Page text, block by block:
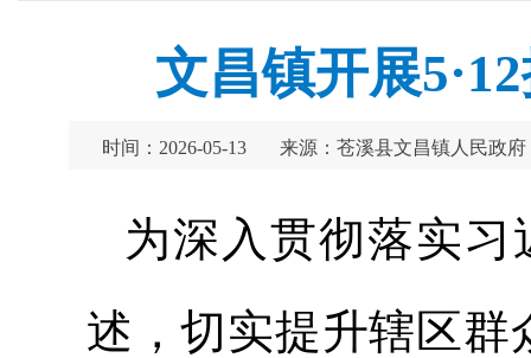
文昌镇开展
时间：2026-05-13 来源：苍溪县文昌镇人民政府
为深入贯彻落实
述，切实提升辖区群